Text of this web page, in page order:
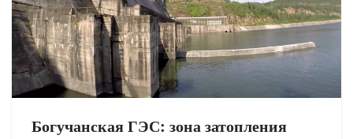
Богучанская ГЭС: зона затопления